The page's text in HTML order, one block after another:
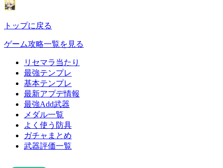
トップに戻る
ゲーム攻略一覧を見る
リセマラ当たり
最強テンプレ
基本テンプレ
最新アプデ情報
最強Add武器
メダル一覧
よく使う防具
ガチャまとめ
武器評価一覧